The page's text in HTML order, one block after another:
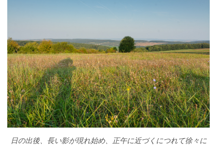
日の出後、長い影が現れ始め、正午に近づくにつれて徐々に